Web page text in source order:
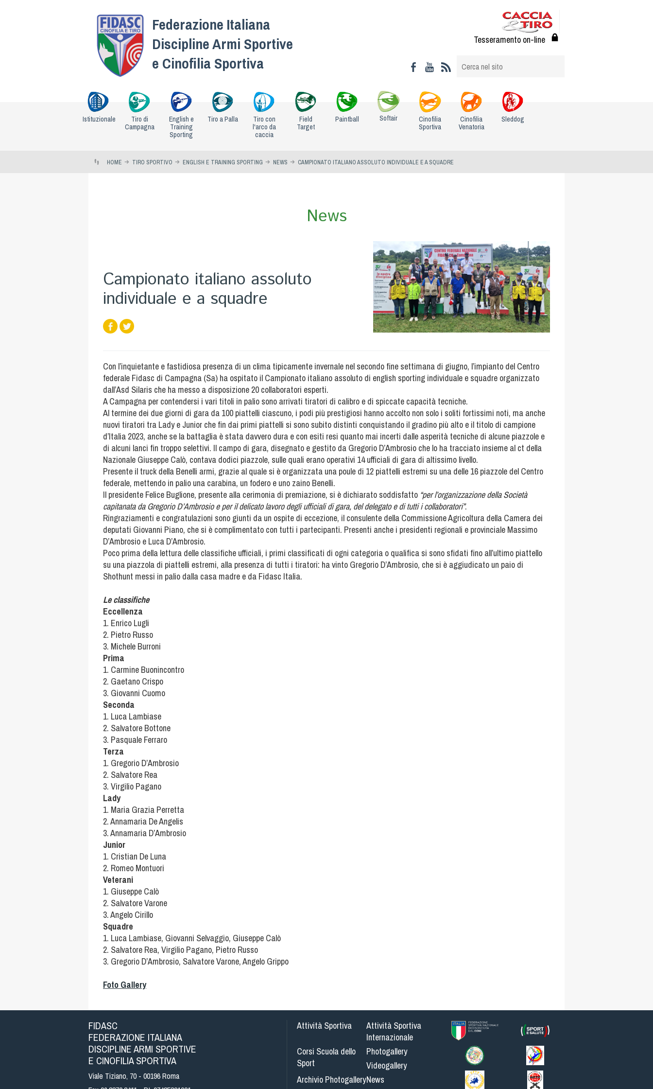
Federazione Italiana
Discipline Armi Sportive
e Cinofilia Sportiva
Tesseramento on-line
Istituzionale
Tiro di
Campagna
English e
Training
Sporting
Tiro a Palla
Tiro con
l'arco da
caccia
Field
Target
Paintball Softair
Cinofilia
Sportiva
Cinofilia
Venatoria
Sleddog
HOME TIRO SPORTIVO ENGLISH E TRAINING SPORTING NEWS CAMPIONATO ITALIANO ASSOLUTO INDIVIDUALE E A SQUADRE
News
Campionato italiano assoluto
individuale e a squadre
Con l’inquietante e fastidiosa presenza di un clima tipicamente invernale nel secondo fine settimana di giugno, l’impianto del Centro
federale Fidasc di Campagna (Sa) ha ospitato il Campionato italiano assoluto di english sporting individuale e squadre organizzato
dall’Asd Silaris che ha messo a disposizione 20 collaboratori esperti.
A Campagna per contendersi i vari titoli in palio sono arrivati tiratori di calibro e di spiccate capacità tecniche.
Al termine dei due giorni di gara da 100 piattelli ciascuno, i podi più prestigiosi hanno accolto non solo i soliti fortissimi noti, ma anche
nuovi tiratori tra Lady e Junior che fin dai primi piattelli si sono subito distinti conquistando il gradino più alto e il titolo di campione
d’Italia 2023, anche se la battaglia è stata davvero dura e con esiti resi quanto mai incerti dalle asperità tecniche di alcune piazzole e
di alcuni lanci fin troppo selettivi. Il campo di gara, disegnato e gestito da Gregorio D’Ambrosio che lo ha tracciato insieme al ct della
Nazionale Giuseppe Calò, contava dodici piazzole, sulle quali erano operativi 14 ufficiali di gara di altissimo livello.
Presente il truck della Benelli armi, grazie al quale si è organizzata una poule di 12 piattelli estremi su una delle 16 piazzole del Centro
federale, mettendo in palio una carabina, un fodero e uno zaino Benelli.
Il presidente Felice Buglione, presente alla cerimonia di premiazione, si è dichiarato soddisfatto “per l’organizzazione della Società
capitanata da Gregorio D’Ambrosio e per il delicato lavoro degli ufficiali di gara, del delegato e di tutti i collaboratori”.
Ringraziamenti e congratulazioni sono giunti da un ospite di eccezione, il consulente della Commissione Agricoltura della Camera dei
deputati Giovanni Piano, che si è complimentato con tutti i partecipanti. Presenti anche i presidenti regionali e provinciale Massimo
D’Ambrosio e Luca D’Ambrosio.
Poco prima della lettura delle classifiche ufficiali, i primi classificati di ogni categoria o qualifica si sono sfidati fino all’ultimo piattello
su una piazzola di piattelli estremi, alla presenza di tutti i tiratori: ha vinto Gregorio D’Ambrosio, che si è aggiudicato un paio di
Shothunt messi in palio dalla casa madre e da Fidasc Italia.
Le classifiche
Eccellenza
1. Enrico Lugli
2. Pietro Russo
3. Michele Burroni
Prima
1. Carmine Buonincontro
2. Gaetano Crispo
3. Giovanni Cuomo
Seconda
1. Luca Lambiase
2. Salvatore Bottone
3. Pasquale Ferraro
Terza
1. Gregorio D’Ambrosio
2. Salvatore Rea
3. Virgilio Pagano
Lady
1. Maria Grazia Perretta
2. Annamaria De Angelis
3. Annamaria D’Ambrosio
Junior
1. Cristian De Luna
2. Romeo Montuori
Veterani
1. Giuseppe Calò
2. Salvatore Varone
3. Angelo Cirillo
Squadre
1. Luca Lambiase, Giovanni Selvaggio, Giuseppe Calò
2. Salvatore Rea, Virgilio Pagano, Pietro Russo
3. Gregorio D’Ambrosio, Salvatore Varone, Angelo Grippo
Foto Gallery
FIDASC
FEDERAZIONE ITALIANA
DISCIPLINE ARMI SPORTIVE
E CINOFILIA SPORTIVA
Viale Tiziano, 70 - 00196 Roma
Attività Sportiva
Attività Sportiva
Internazionale
Corsi Scuola dello
Sport
Photogallery
Videogallery
Archivio PhotogalleryNews